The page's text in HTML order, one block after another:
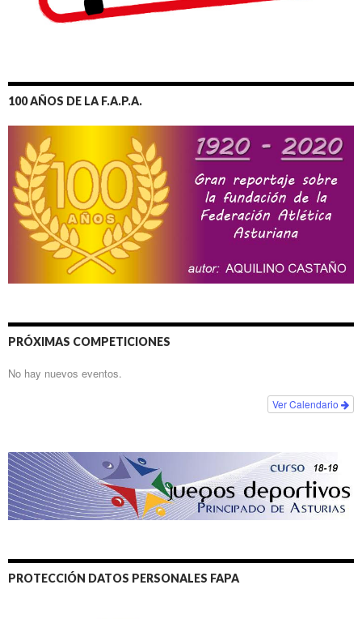
100 AÑOS DE LA F.A.P.A.
PRÓXIMAS COMPETICIONES
No hay nuevos eventos.
Ver Calendario
PROTECCIÓN DATOS PERSONALES FAPA